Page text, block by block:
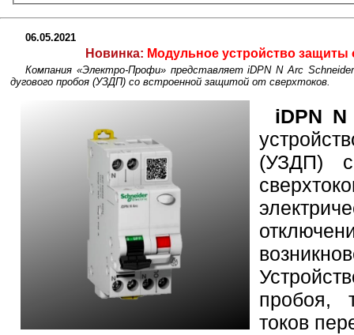
06.05.2021
Новинка: Модульное устройство защиты
Компания «Электро-Профи» представляет iDPN N Arc
дугового пробоя (УЗДП) со встроенной защитой от сверхтоков.
iDPN
(УЗДП)
пробоя,
токов